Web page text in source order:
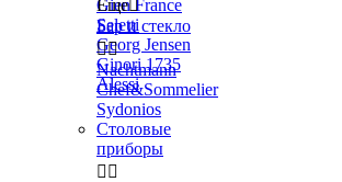
Gien France
Seletti
Georg Jensen
Ginori 1735
Alessi
Еще
Бар и стекло

Nachtmann
Chef&Sommelier
Sydonios
Столовые
приборы
 